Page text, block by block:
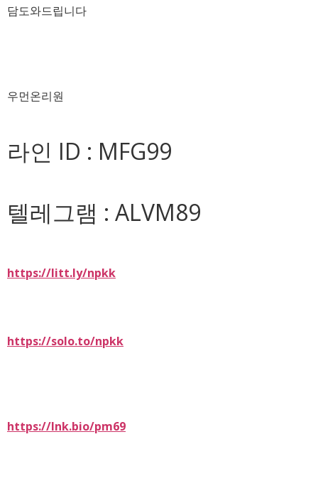
담도와드립니다
우먼온리원
라인 ID : MFG99
텔레그램 : ALVM89
https://litt.ly/npkk
https://solo.to/npkk
https://lnk.bio/pm69